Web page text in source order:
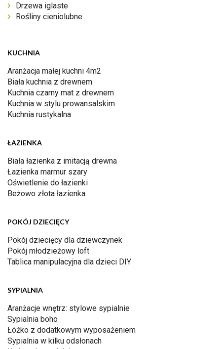
Drzewa iglaste
Rośliny cieniolubne
KUCHNIA
Aranżacja małej kuchni 4m2
Biała kuchnia z drewnem
Kuchnia czarny mat z drewnem
Kuchnia w stylu prowansalskim
Kuchnia rustykalna
ŁAZIENKA
Biała łazienka z imitacją drewna
Łazienka marmur szary
Oświetlenie do łazienki
Beżowo złota łazienka
POKÓJ DZIECIĘCY
Pokój dziecięcy dla dziewczynek
Pokój młodzieżowy loft
Tablica manipulacyjna dla dzieci DIY
SYPIALNIA
Aranżacje wnętrz: stylowe sypialnie
Sypialnia boho
Łóżko z dodatkowym wyposażeniem
Sypialnia w kilku odsłonach